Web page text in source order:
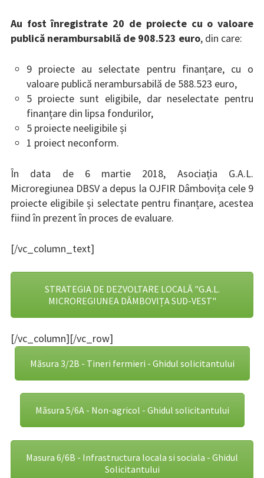
Au fost înregistrate 20 de proiecte cu o valoare
publică nerambursabilă de 908.523 euro, din care:
9 proiecte au selectate pentru finanțare, cu o
valoare publică nerambursabilă de 588.523 euro,
5 proiecte sunt eligibile, dar neselectate pentru
finanțare din lipsa fondurilor,
5 proiecte neeligibile și
1 proiect neconform.
În data de 6 martie 2018, Asociația G.A.L.
Microregiunea DBSV a depus la OJFIR Dâmbovița cele 9
proiecte eligibile și selectate pentru finanțare, acestea
fiind în prezent în proces de evaluare.
[/vc_column_text]
STRATEGIA DE DEZVOLTARE LOCALĂ "G.A.L.
MICROREGIUNEA DÂMBOVIȚA SUD-VEST"
[/vc_column][/vc_row]
Măsura 3/2B - Tineri fermieri - Ghidul solicitantului
Măsura 5/6A - Non-agricol - Ghidul solicitantului
Masura 6/6B - Infrastructura locala si sociala - Ghidul
Solicitantului